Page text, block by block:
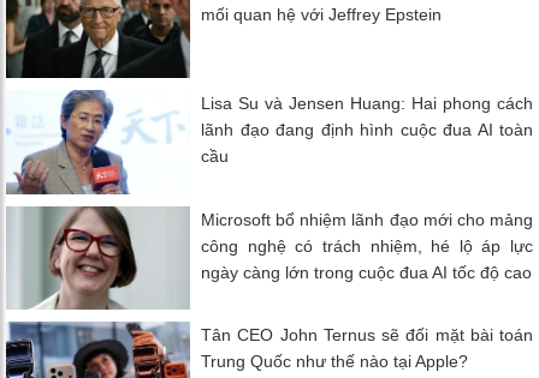
mối quan hệ với Jeffrey Epstein
Lisa Su và Jensen Huang: Hai phong cách
lãnh đạo đang định hình cuộc đua AI toàn
cầu
Microsoft bổ nhiệm lãnh đạo mới cho mảng
công nghệ có trách nhiệm, hé lộ áp lực
ngày càng lớn trong cuộc đua AI tốc độ cao
Tân CEO John Ternus sẽ đối mặt bài toán
Trung Quốc như thế nào tại Apple?